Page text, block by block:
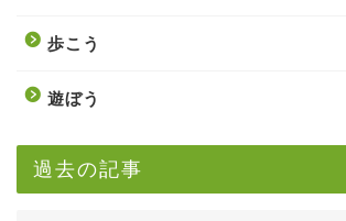
歩こう
遊ぼう
過去の記事